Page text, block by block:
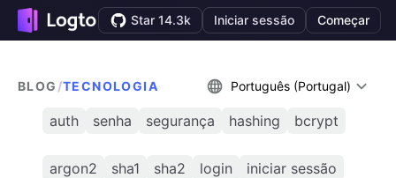
Star 14.3k Iniciar sessão Começar
BLOG /TECNOLOGIA Português (Portugal)
auth senha segurança hashing bcrypt
argon2 sha1 sha2 login iniciar sessão